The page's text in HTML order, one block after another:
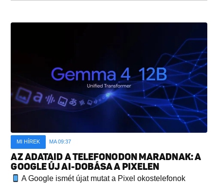
MI HÍREK MA 09:37
AZ ADATAID A TELEFONODON MARADNAK: A
GOOGLE ÚJ AI-DOBÁSA A PIXELEN
A Google ismét újat mutat a Pixel okostelefonok